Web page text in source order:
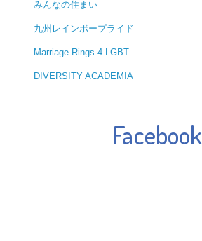
みんなの住まい
九州レインボープライド
Marriage Rings 4 LGBT
DIVERSITY ACADEMIA
Facebook